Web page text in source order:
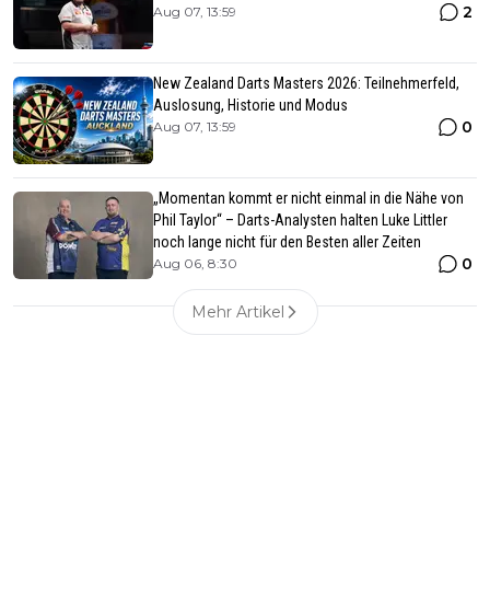
Aug 07, 13:59 2
New Zealand Darts Masters 2026: Teilnehmerfeld,
Auslosung, Historie und Modus
Aug 07, 13:59 0
„Momentan kommt er nicht einmal in die Nähe von
Phil Taylor“ – Darts-Analysten halten Luke Littler
noch lange nicht für den Besten aller Zeiten
Aug 06, 8:30 0
Mehr Artikel